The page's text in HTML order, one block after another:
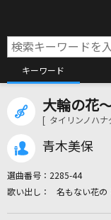
キーワード
大輪の花
[ タイリンノハナ
青木美保
選曲番号： 2285-44
名もない花の